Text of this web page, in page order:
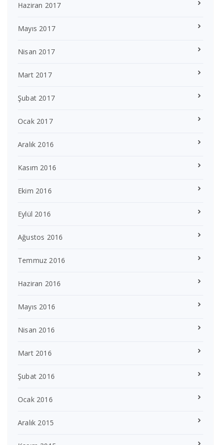
Haziran 2017
Mayıs 2017
Nisan 2017
Mart 2017
Şubat 2017
Ocak 2017
Aralık 2016
Kasım 2016
Ekim 2016
Eylül 2016
Ağustos 2016
Temmuz 2016
Haziran 2016
Mayıs 2016
Nisan 2016
Mart 2016
Şubat 2016
Ocak 2016
Aralık 2015